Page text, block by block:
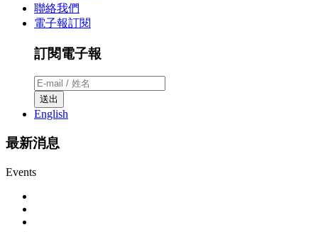
聯絡我們
電子報訂閱
訂閱電子報
送出
English
最新消息
Events